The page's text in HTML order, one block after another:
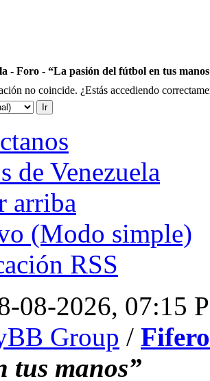
- Foro - “La pasión del fútbol en tus
no coincide. ¿Estás accediendo
de Venezuela
arriba
(Modo simple)
RSS
08-2026, 07:15
Group /
tus manos”